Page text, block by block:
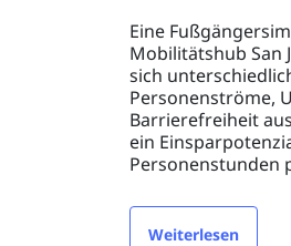
Eine
Mobilitätshub San
sich
Personenströme,
Barrierefreiheit
ein
Personenstunden
Weiterlesen